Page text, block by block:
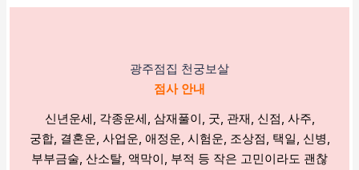
광주점집 천궁보살
점사 안내
신년운세, 각종운세, 삼재풀이, 굿, 관재, 신점, 사주,
궁합, 결혼운, 사업운, 애정운, 시험운, 조상점, 택일, 신병,
부부금술, 산소탈, 액막이, 부적 등 작은 고민이라도 괜찮